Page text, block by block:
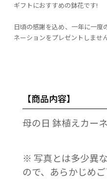
ギフトにおすすめの鉢花です!
日頃の感謝を込め、一年に一度
ネーションをプレゼントしませ
【商品内容】
母の日 鉢植えカー
※ 写真とは多少異
ので、あらかじめご